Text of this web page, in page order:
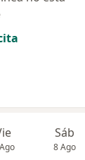
Sáb
8 Ago